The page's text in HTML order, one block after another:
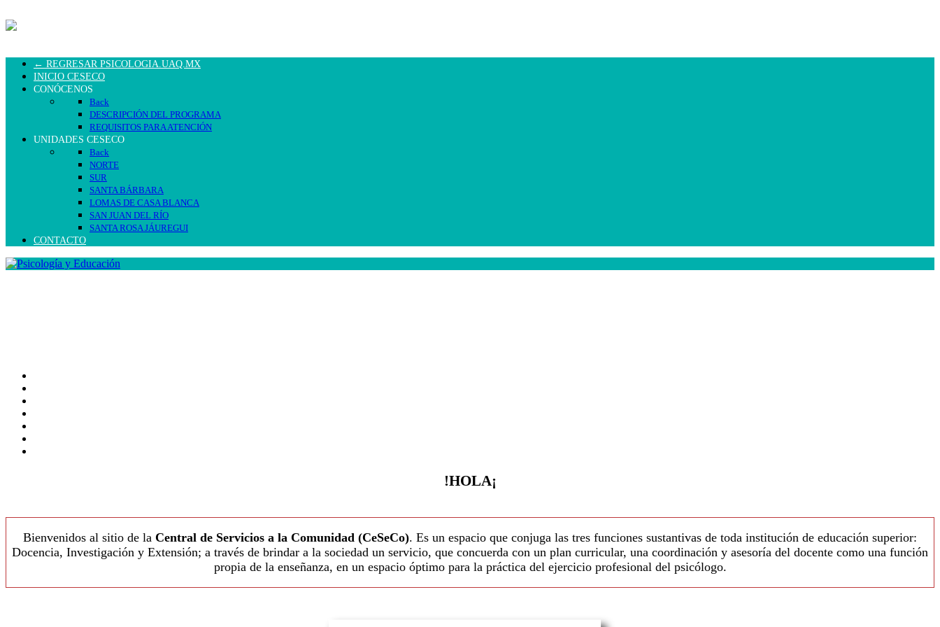
← REGRESAR PSICOLOGIA.UAQ.MX
INICIO CESECO
CONÓCENOS
Back
DESCRIPCIÓN DEL PROGRAMA
REQUISITOS PARA ATENCIÓN
UNIDADES CESECO
Back
NORTE
SUR
SANTA BÁRBARA
LOMAS DE CASA BLANCA
SAN JUAN DEL RÍO
SANTA ROSA JÁUREGUI
CONTACTO
!HOLA¡
Bienvenidos al sitio de la Central de Servicios a la Comunidad (CeSeCo). Es un espacio que conjuga las tres funciones sustantivas de toda institución de educación superior:
Docencia, Investigación y Extensión; a través de brindar a la sociedad un servicio, que concuerda con un plan curricular, una coordinación y asesoría del docente como una función
propia de la enseñanza, en un espacio óptimo para la práctica del ejercicio profesional del psicólogo.